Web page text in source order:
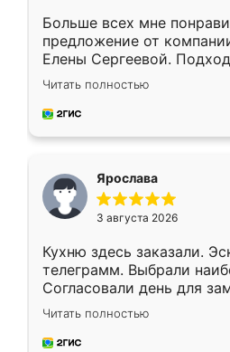
Больше всех мне
предложение от
Елены Сергеевой.
короткие сроки
для замера сотрудник
предложил по моему
Читать полностью
Ярослава
3 августа 2026
Кухню здесь заказали.
телеграмм. Выбрали
Согласовали день для
недели кухня была уже
довольны работой.
мебель за качественную
Читать полностью